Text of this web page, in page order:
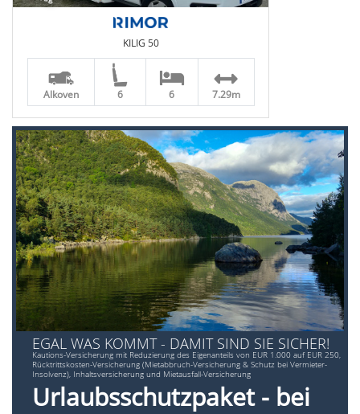
KILIG 50
Alkoven 6 6 7.29m
EGAL WAS KOMMT - DAMIT SIND SIE SICHER!
Kautions-Versicherung mit Reduzierung des Eigenanteils von EUR 1.000 auf EUR 250,
Rücktrittskosten-Versicherung (Mietabbruch-Versicherung & Schutz bei Vermieter-
Insolvenz), Inhaltsversicherung und Mietausfall-Versicherung
Urlaubsschutzpaket - bei